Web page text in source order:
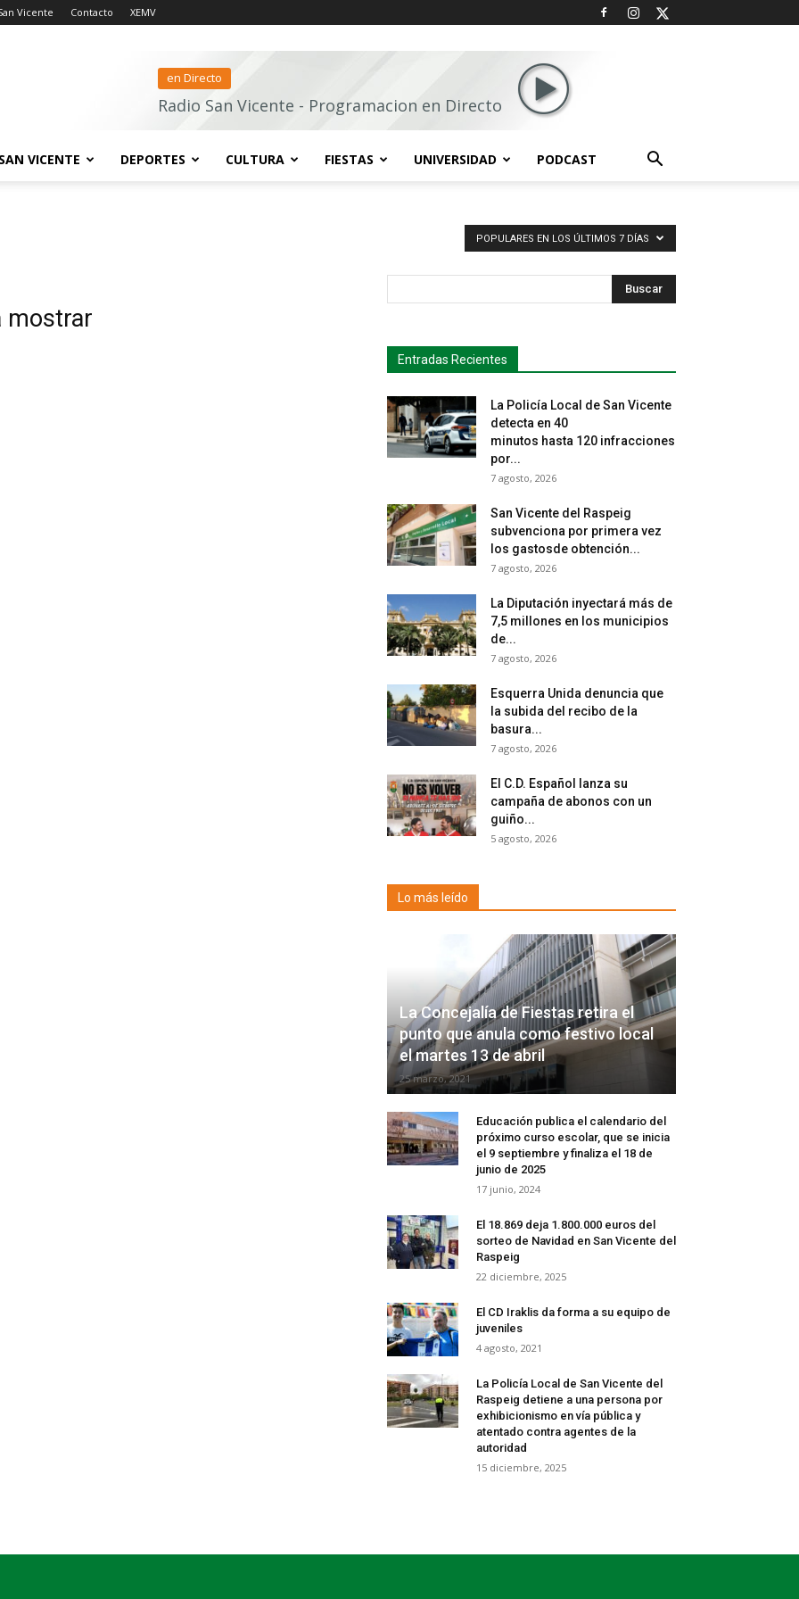
Vicente Contacto XEMV
en Directo
Radio San Vicente - Programacion en Directo
VICENTE DEPORTES CULTURA FIESTAS UNIVERSIDAD PODCAST
POPULARES EN LOS ÚLTIMOS 7 DÍAS
mostrar
Buscar
Entradas Recientes
La Policía Local de San Vicente
detecta en 40
minutos hasta 120 infracciones
por...
7 agosto, 2026
San Vicente del Raspeig
subvenciona por primera vez
los gastosde obtención...
7 agosto, 2026
La Diputación inyectará más de
7,5 millones en los municipios
de...
7 agosto, 2026
Esquerra Unida denuncia que
la subida del recibo de la
basura...
7 agosto, 2026
El C.D. Español lanza su
campaña de abonos con un
guiño...
5 agosto, 2026
Lo más leído
La Concejalía de Fiestas retira el
punto que anula como festivo local
el martes 13 de abril
25 marzo, 2021
Educación publica el calendario del
próximo curso escolar, que se inicia
el 9 septiembre y finaliza el 18 de
junio de 2025
17 junio, 2024
El 18.869 deja 1.800.000 euros del
sorteo de Navidad en San Vicente del
Raspeig
22 diciembre, 2025
El CD Iraklis da forma a su equipo de
juveniles
4 agosto, 2021
La Policía Local de San Vicente del
Raspeig detiene a una persona por
exhibicionismo en vía pública y
atentado contra agentes de la
autoridad
15 diciembre, 2025